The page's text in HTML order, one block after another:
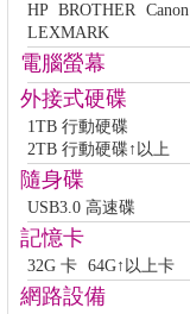
HP BROTHER Canon
LEXMARK
電腦螢幕
外接式硬碟
1TB 行動硬碟
2TB 行動硬碟↑以上
隨身碟
USB3.0 高速碟
記憶卡
32G 卡 64G↑以上卡
網路設備